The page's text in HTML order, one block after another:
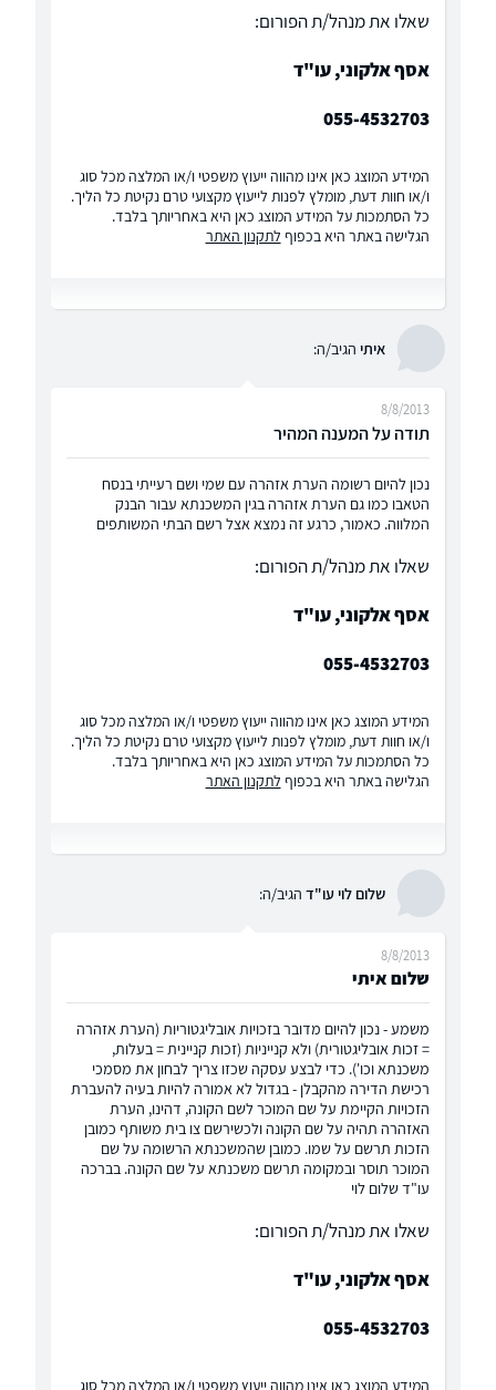
שאלו את מנהל/ת הפורום:
אסף אלקוני, עו"ד
055-4532703
המידע המוצג כאן אינו מהווה ייעוץ משפטי ו/או המלצה מכל סוג
ו/או חוות דעת, מומלץ לפנות לייעוץ מקצועי טרם נקיטת כל הליך.
כל הסתמכות על המידע המוצג כאן היא באחריותך בלבד.
הגלישה באתר היא בכפוף לתקנון האתר
איתי הגיב/ה:
תודה על המענה המהיר
8/8/2013
נכון להיום רשומה הערת אזהרה עם שמי ושם רעייתי בנסח
הטאבו כמו גם הערת אזהרה בגין המשכנתא עבור הבנק
המלווה. כאמור, כרגע זה נמצא אצל רשם הבתי המשותפים
שאלו את מנהל/ת הפורום:
אסף אלקוני, עו"ד
055-4532703
המידע המוצג כאן אינו מהווה ייעוץ משפטי ו/או המלצה מכל סוג
ו/או חוות דעת, מומלץ לפנות לייעוץ מקצועי טרם נקיטת כל הליך.
כל הסתמכות על המידע המוצג כאן היא באחריותך בלבד.
הגלישה באתר היא בכפוף לתקנון האתר
שלום לוי עו"ד הגיב/ה:
שלום איתי
8/8/2013
משמע - נכון להיום מדובר בזכויות אובליגטוריות (הערת אזהרה
= זכות אובליגטורית) ולא קנייניות (זכות קניינית = בעלות,
משכנתא וכו'). כדי לבצע עסקה שכזו צריך לבחון את מסמכי
רכישת הדירה מהקבלן - בגדול לא אמורה להיות בעיה להעברת
הזכויות הקיימת על שם המוכר לשם הקונה, דהינו, הערת
האזהרה תהיה על שם הקונה ולכשירשם צו בית משותף כמובן
הזכות תרשם על שמו. כמובן שהמשכנתא הרשומה על שם
המוכר תוסר ובמקומה תרשם משכנתא על שם הקונה. בברכה
עו"ד שלום לוי
שאלו את מנהל/ת הפורום:
אסף אלקוני, עו"ד
055-4532703